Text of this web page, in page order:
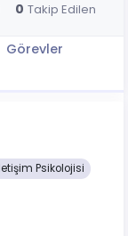
0 Takip Edilen
Görevler
Psikolojisi